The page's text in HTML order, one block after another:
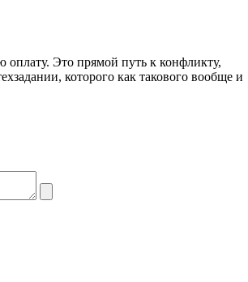
оплату. Это прямой путь к конфликту,
которого как такового вообще и